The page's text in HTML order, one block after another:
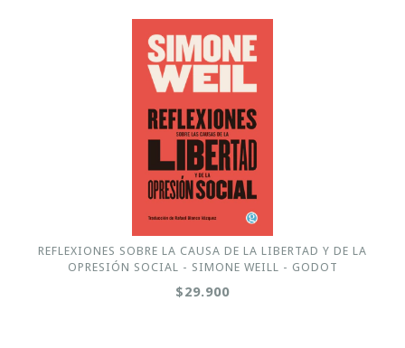
REFLEXIONES SOBRE LA CAUSA DE LA LIBERTAD Y DE LA
OPRESIÓN SOCIAL - SIMONE WEILL - GODOT
$29.900